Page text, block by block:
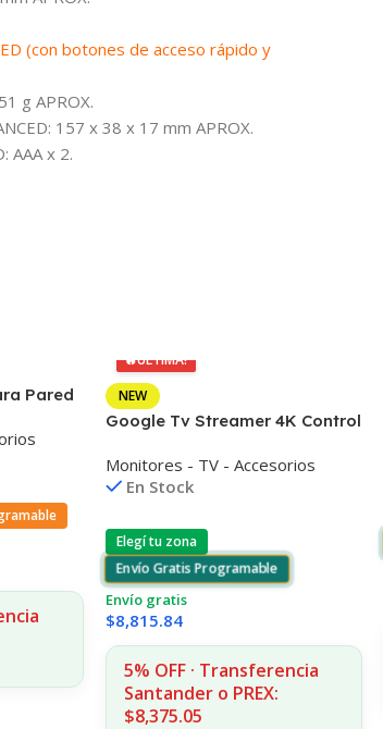
(con botones de acceso rápido y
g APROX.
157 x 38 x 17 mm APROX.
AAA x 2.
Pared
🔥ÚLTIMA!
NEW
Google Tv Streamer 4K Control
Monitores - TV - Accesorios
En Stock
Elegí tu zona
Envío Gratis Programable
Envío gratis
$8,815.84
5% OFF · Transferencia
Santander o PREX:
$8,375.05